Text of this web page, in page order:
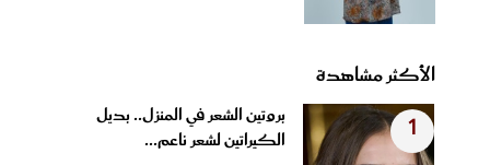
الأكثر مشاهدة
1
بروتين الشعر في المنزل.. بديل
الكيراتين لشعر ناعم...